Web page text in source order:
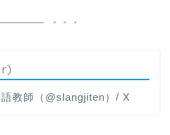
教師（@slangjiten）/ X